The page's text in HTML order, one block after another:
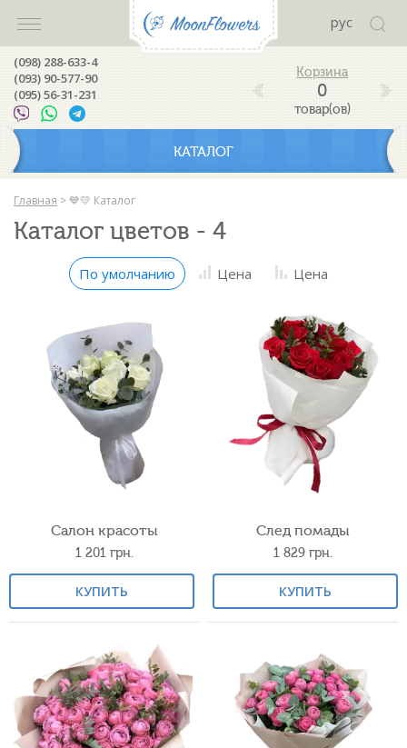
рус
(098) 288-633-4
(093) 90-577-90
(095) 56-31-231
0
товар(ов)
КАТАЛОГ
Главная > 💙💛 Каталог
Каталог цветов - 4
По умолчанию Цена Цена
Салон красоты
1 201 грн.
КУПИТЬ
След помады
1 829 грн.
КУПИТЬ